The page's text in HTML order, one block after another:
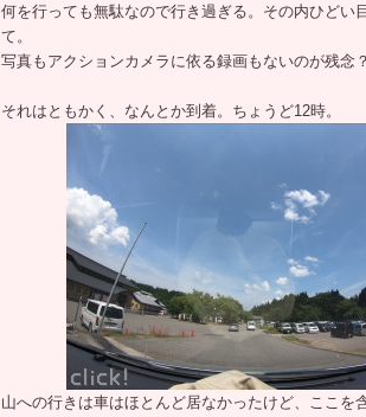
何を行っても無駄なので行き過ぎる。 その内ひどい
て。
写真もアクションカメラに依る録画もないのが残念
それはともかく、なんとか到着。ちょうど12時。
山への行きは車はほとんど居なかったけど、ここを